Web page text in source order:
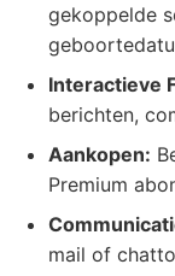
gekoppelde
Interactieve
berichten,
Aankopen:
Premium
mail of